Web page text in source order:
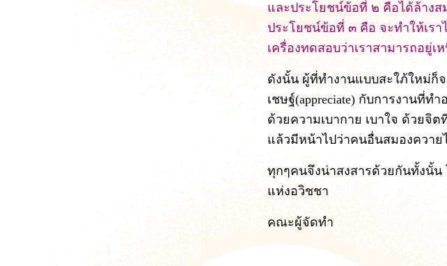
และประโยชน์ข้อที่ ๒ คือได้ล้างส
ประโยชน์ข้อที่ ๓ คือ จะทำให้เร
เครื่องทดสอบว่าเราสามารถอยู่
ดังนั้น ผู้ที่ทำงานแบบสะใภ้ใหม่ก็
เชษฐ์(appreciate) กับการงานที่
ด้วยความเบากาย เบาใจ ด้วยจิต
แล้วมีหน้าไปว่าคนอื่นสมองควาย
ทุกๆคนจึงน่าสงสารด้วยกันทั้งนั้น
แห่งอวิชชา
คณะผู้จัดทำ